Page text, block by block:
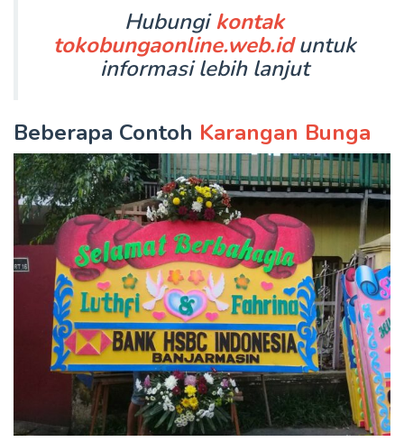
Hubungi kontak
tokobungaonline.web.iduntuk
informasi lebih lanjut
Beberapa Contoh Karangan Bunga